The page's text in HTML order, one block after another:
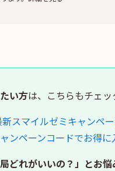
い方は、こちらもチェッ
スマイルゼミキャンペ
ンペーンコードでお得に
局どれがいいの？」とお